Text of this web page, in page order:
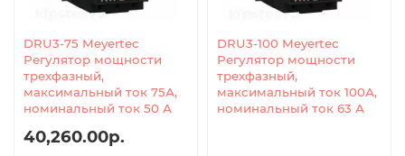
DRU3-75 Meyertec
Регулятор мощности
трехфазный,
максимальный ток 75А,
номинальный ток 50 А
40,260.00р.
DRU3-100 Meyertec
Регулятор мощности
трехфазный,
максимальный ток 100А,
номинальный ток 63 А